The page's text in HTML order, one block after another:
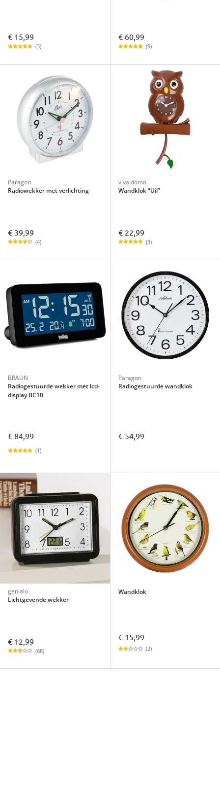
€ 15,99
(3)
€ 60,99
(9)
Paragon
Radiowekker met verlichting
€ 39,99
(4)
viva domo
Wandklok “Uil”
€ 22,99
(3)
BRAUN
Radiogestuurde wekker met lcd-
display BC10
€ 84,99
(1)
Paragon
Radiogestuurde wandklok
€ 54,99
genialo
Lichtgevende wekker
€ 12,99
(68)
Wandklok
€ 15,99
(2)